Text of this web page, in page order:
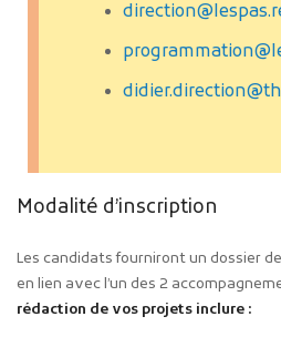
Modalité d’inscription
Les candidats fourniront un dossier
en lien avec l’un des 2
rédaction de vos projets inclure :